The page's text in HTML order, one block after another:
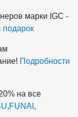
марки IGC -
подарок
Подробности
на все
,FUNAI ,